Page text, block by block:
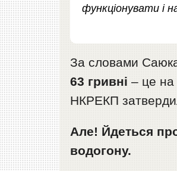
функціонувати і
За словами
63 гривні – це на
НКРЕКП
Але! Йдеться
водогону.